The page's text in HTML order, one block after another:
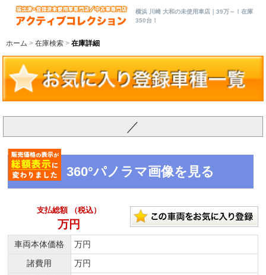
横浜 川崎 大和の未使用車店｜39万～！在庫
350台！
ホーム 在庫検索 在庫詳細
／
360°パノラマ画像を見る
支払総額 （税込）
万円
車両本体価格
万円
諸費用
万円